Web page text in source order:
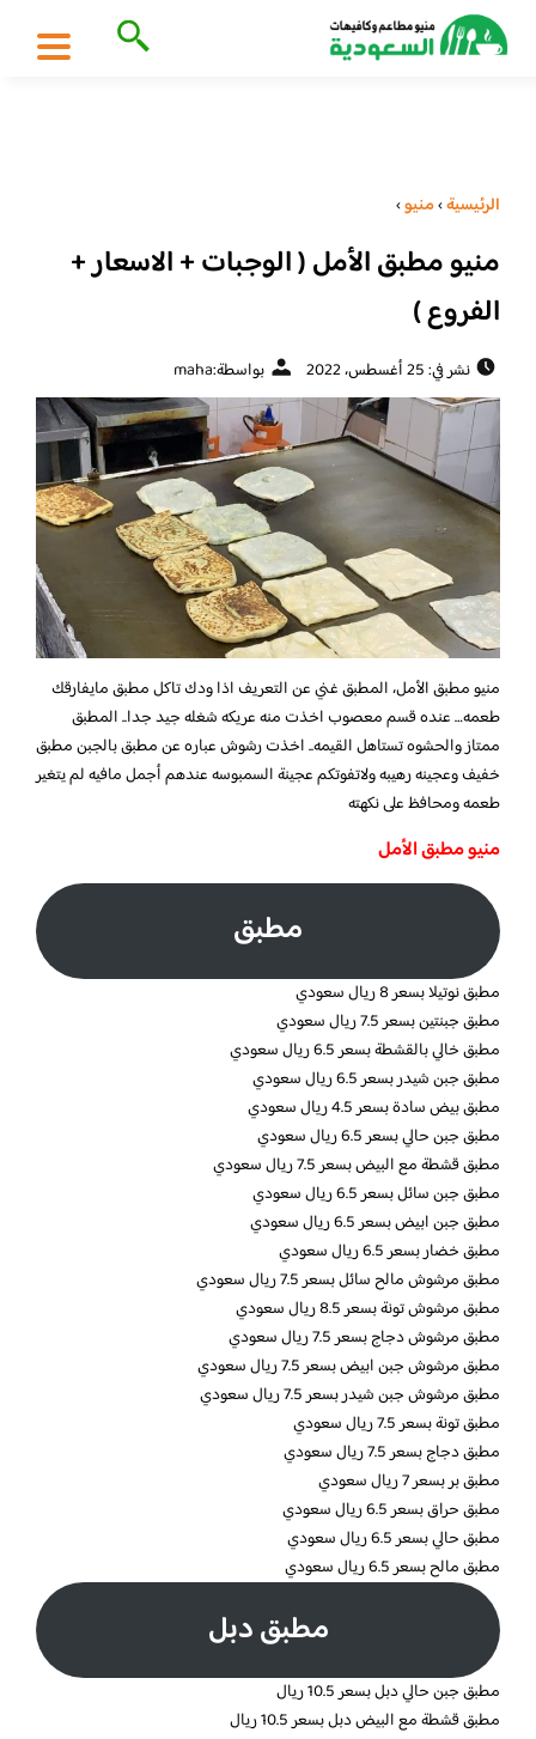
الرئيسية›منيو›
منيو مطبق الأمل ( الوجبات + الاسعار +
الفروع )
نشر في: 25 أغسطس، 2022 بواسطة:maha
منيو مطبق الأمل، المطبق غني عن التعريف اذا ودك تاكل مطبق مايفارقك
طعمه… عنده قسم معصوب اخذت منه عريكه شغله جيد جدا.. المطبق
ممتاز والحشوه تستاهل القيمه.. اخذت رشوش عباره عن مطبق بالجبن مطبق
خفيف وعجينه رهيبه ولاتفوتكم عجينة السمبوسه عندهم أجمل مافيه لم يتغير
طعمه ومحافظ على نكهته
منيو مطبق الأمل
مطبق
مطبق نوتيلا بسعر 8 ريال سعودي
مطبق جبنتين بسعر 7.5 ريال سعودي
مطبق خالي بالقشطة بسعر 6.5 ريال سعودي
مطبق جبن شيدر بسعر 6.5 ريال سعودي
مطبق بيض سادة بسعر 4.5 ريال سعودي
مطبق جبن حالي بسعر 6.5 ريال سعودي
مطبق قشطة مع البيض بسعر 7.5 ريال سعودي
مطبق جبن سائل بسعر 6.5 ريال سعودي
مطبق جبن ابيض بسعر 6.5 ريال سعودي
مطبق خضار بسعر 6.5 ريال سعودي
مطبق مرشوش مالح سائل بسعر 7.5 ريال سعودي
مطبق مرشوش تونة بسعر 8.5 ريال سعودي
مطبق مرشوش دجاج بسعر 7.5 ريال سعودي
مطبق مرشوش جبن ابيض بسعر 7.5 ريال سعودي
مطبق مرشوش جبن شيدر بسعر 7.5 ريال سعودي
مطبق تونة بسعر 7.5 ريال سعودي
مطبق دجاج بسعر 7.5 ريال سعودي
مطبق بر بسعر 7 ريال سعودي
مطبق حراق بسعر 6.5 ريال سعودي
مطبق حالي بسعر 6.5 ريال سعودي
مطبق مالح بسعر 6.5 ريال سعودي
مطبق دبل
مطبق جبن حالي دبل بسعر 10.5 ريال
مطبق قشطة مع البيض دبل بسعر 10.5 ريال